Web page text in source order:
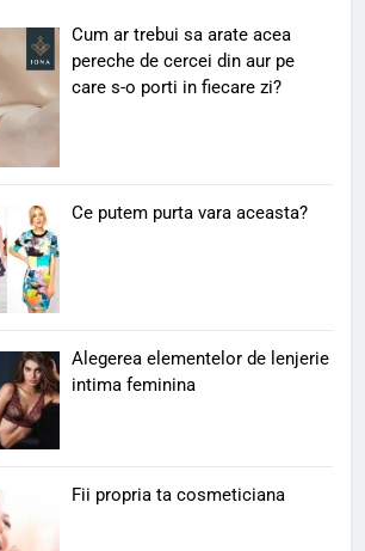
Cum ar trebui sa arate acea
pereche de cercei din aur pe
care s-o porti in fiecare zi?
Ce putem purta vara aceasta?
Alegerea elementelor de lenjerie
intima feminina
Fii propria ta cosmeticiana